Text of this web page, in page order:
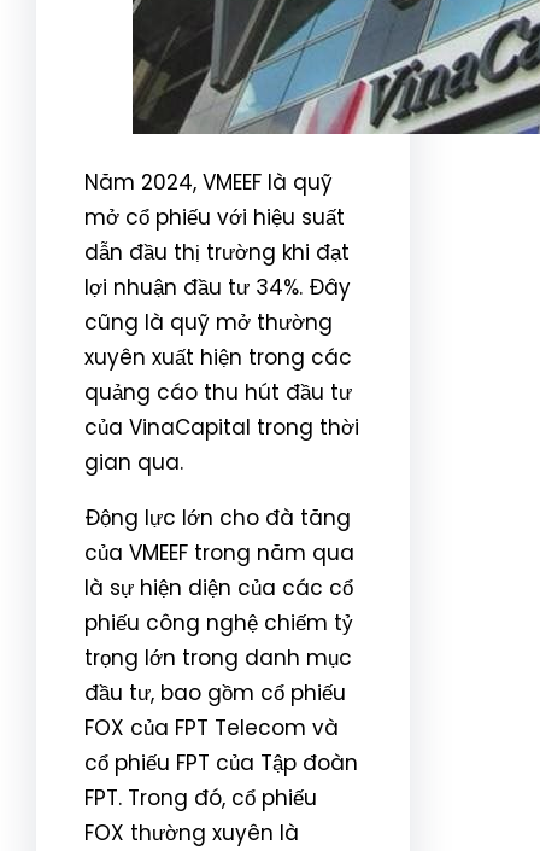
Năm 2024, VMEEF là quỹ
mở cổ phiếu với hiệu suất
dẫn đầu thị trường khi đạt
lợi nhuận đầu tư 34%. Đây
cũng là quỹ mở thường
xuyên xuất hiện trong các
quảng cáo thu hút đầu tư
của VinaCapital trong thời
gian qua.
Động lực lớn cho đà tăng
của VMEEF trong năm qua
là sự hiện diện của các cổ
phiếu công nghệ chiếm tỷ
trọng lớn trong danh mục
đầu tư, bao gồm cổ phiếu
FOX của FPT Telecom và
cổ phiếu FPT của Tập đoàn
FPT. Trong đó, cổ phiếu
FOX thường xuyên là